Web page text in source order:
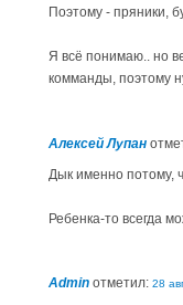
Поэтому - пряники,
Я всё понимаю.. но
комманды, поэтому
Алексей Лупан
Дык именно потому,
Ребенка-то всегда
Admin отметил: 28